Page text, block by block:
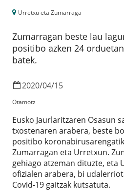
Urretxu eta Zumarraga
Zumarragan beste lau
positibo azken 24
batek.
2020/04/15
Otamotz
Eusko Jaurlaritzaren Osasun
txostenaren arabera, beste
positibo
Zumarragan eta Urretxun.
gehiago atzeman dituzte, eta
ofizialen arabera, bi
Covid-19 gaitzak kutsatuta.